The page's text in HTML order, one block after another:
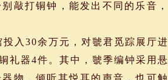
敲打铜钟，能发出不同的乐音，
入30余万元，对虢君觅踪展厅进
礼器4件。其中，虢季编钟采用悬
物，倾听其悦耳的声音，也可触